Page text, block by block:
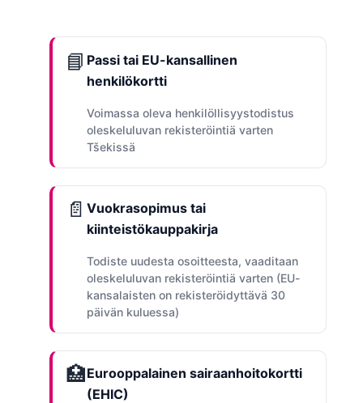
📘 Passi tai EU-kansallinen
henkilökortti
Voimassa oleva henkilöllisyystodistus
oleskeluluvan rekisteröintiä varten
Tšekissä
📄 Vuokrasopimus tai
kiinteistökauppakirja
Todiste uudesta osoitteesta, vaaditaan
oleskeluluvan rekisteröintiä varten (EU-
kansalaisten on rekisteröidyttävä 30
päivän kuluessa)
🏥Eurooppalainen sairaanhoitokortti
(EHIC)